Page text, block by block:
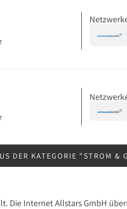
DER KATEGORIE "STROM &
Die Internet Allstars GmbH